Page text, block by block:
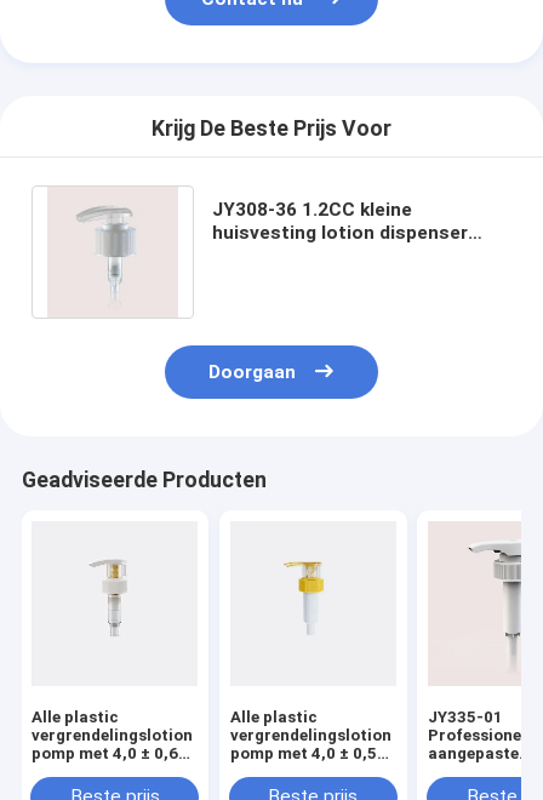
Krijg De Beste Prijs Voor
JY308-36 1.2CC kleine
huisvesting lotion dispenser
Doorgaan
Geadviseerde Producten
Alle plastic
vergrendelingslotion
pomp met 4,0 ± 0,60
ontladingspercentage
Alle plastic
vergrendelingslotion
pomp met 4,0 ± 0,50
ontladingspercentage
JY335-01
Professionele
aangepaste
lotion Pump